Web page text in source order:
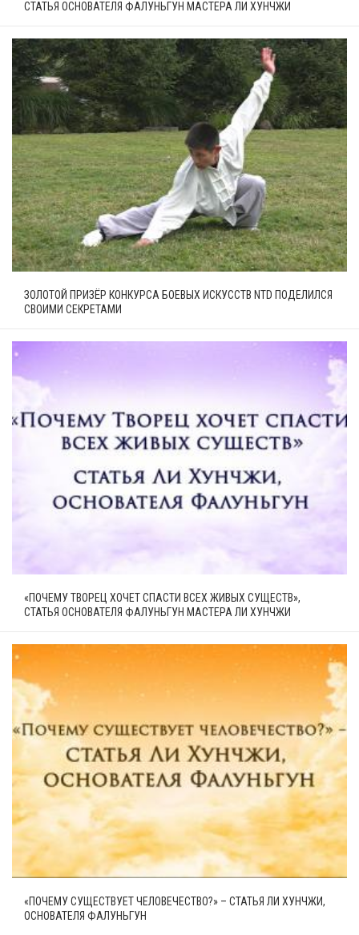
СТАТЬЯ ОСНОВАТЕЛЯ ФАЛУНЬГУН МАСТЕРА ЛИ ХУНЧЖИ
ЗОЛОТОЙ ПРИЗЁР КОНКУРСА БОЕВЫХ ИСКУССТВ NTD ПОДЕЛИЛСЯ
СВОИМИ СЕКРЕТАМИ
«ПОЧЕМУ ТВОРЕЦ ХОЧЕТ СПАСТИ ВСЕХ ЖИВЫХ СУЩЕСТВ»,
СТАТЬЯ ОСНОВАТЕЛЯ ФАЛУНЬГУН МАСТЕРА ЛИ ХУНЧЖИ
«ПОЧЕМУ СУЩЕСТВУЕТ ЧЕЛОВЕЧЕСТВО?» – СТАТЬЯ ЛИ ХУНЧЖИ,
ОСНОВАТЕЛЯ ФАЛУНЬГУН